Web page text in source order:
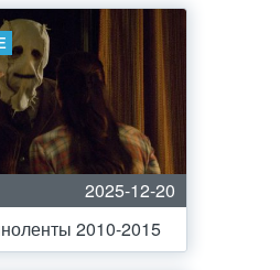
2025-12-20
2010-2015